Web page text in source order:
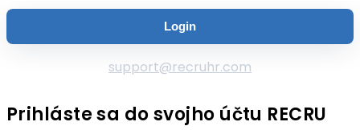
support@recruhr.com
Prihláste sa do svojho účtu RECRU